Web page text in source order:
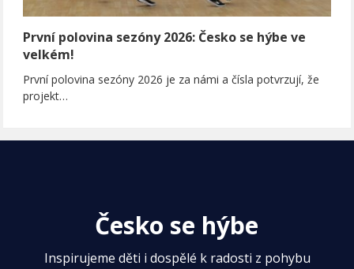
První polovina sezóny 2026: Česko se hýbe ve
velkém!
První polovina sezóny 2026 je za námi a čísla potvrzují, že
projekt…
Česko se hýbe
Inspirujeme děti i dospělé k radosti z pohybu